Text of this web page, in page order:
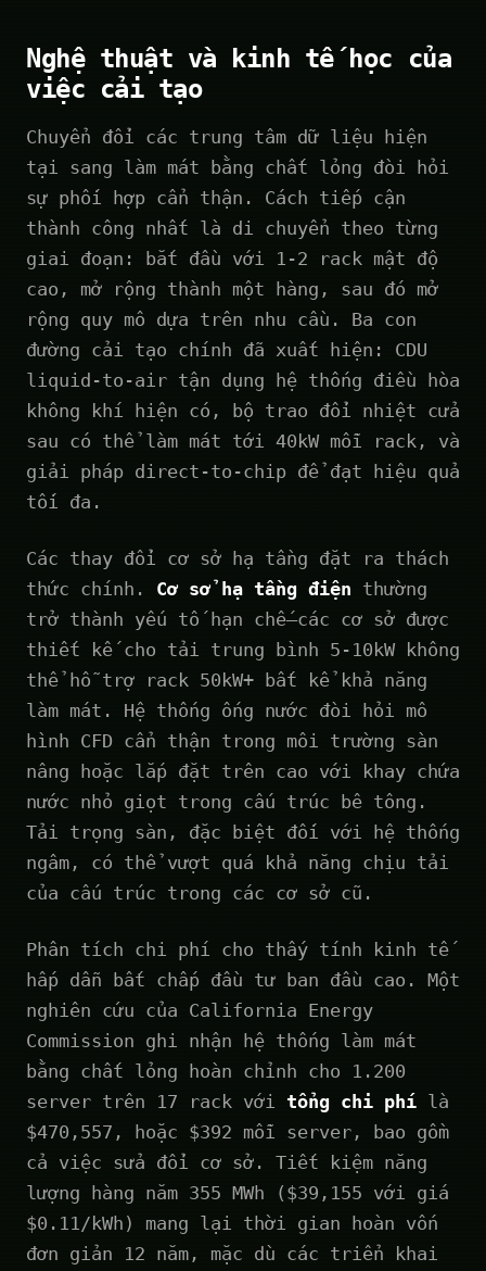
Nghệ thuật và kinh tế học của
việc cải tạo
Chuyển đổi các trung tâm dữ liệu hiện
tại sang làm mát bằng chất lỏng đòi hỏi
sự phối hợp cẩn thận. Cách tiếp cận
thành công nhất là di chuyển theo từng
giai đoạn: bắt đầu với 1-2 rack mật độ
cao, mở rộng thành một hàng, sau đó mở
rộng quy mô dựa trên nhu cầu. Ba con
đường cải tạo chính đã xuất hiện: CDU
liquid-to-air tận dụng hệ thống điều hòa
không khí hiện có, bộ trao đổi nhiệt cửa
sau có thể làm mát tới 40kW mỗi rack, và
giải pháp direct-to-chip để đạt hiệu quả
tối đa.
Các thay đổi cơ sở hạ tầng đặt ra thách
thức chính. Cơ sở hạ tầng điện thường
trở thành yếu tố hạn chế—các cơ sở được
thiết kế cho tải trung bình 5-10kW không
thể hỗ trợ rack 50kW+ bất kể khả năng
làm mát. Hệ thống ống nước đòi hỏi mô
hình CFD cẩn thận trong môi trường sàn
nâng hoặc lắp đặt trên cao với khay chứa
nước nhỏ giọt trong cấu trúc bê tông.
Tải trọng sàn, đặc biệt đối với hệ thống
ngâm, có thể vượt quá khả năng chịu tải
của cấu trúc trong các cơ sở cũ.
Phân tích chi phí cho thấy tính kinh tế
hấp dẫn bất chấp đầu tư ban đầu cao. Một
nghiên cứu của California Energy
Commission ghi nhận hệ thống làm mát
bằng chất lỏng hoàn chỉnh cho 1.200
server trên 17 rack với tổng chi phí là
$470,557, hoặc $392 mỗi server, bao gồm
cả việc sửa đổi cơ sở. Tiết kiệm năng
lượng hàng năm 355 MWh ($39,155 với giá
$0.11/kWh) mang lại thời gian hoàn vốn
đơn giản 12 năm, mặc dù các triển khai